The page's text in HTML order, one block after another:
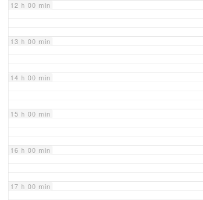
12 h 00 min
13 h 00 min
14 h 00 min
15 h 00 min
16 h 00 min
17 h 00 min